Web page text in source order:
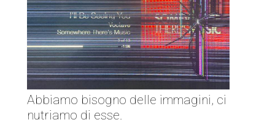
Abbiamo bisogno delle immagini, ci
nutriamo di esse.